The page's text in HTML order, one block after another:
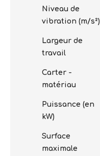
Niveau de
vibration (m/s²)
Largeur de
travail
Carter -
matériau
Puissance (en
kW)
Surface
maximale